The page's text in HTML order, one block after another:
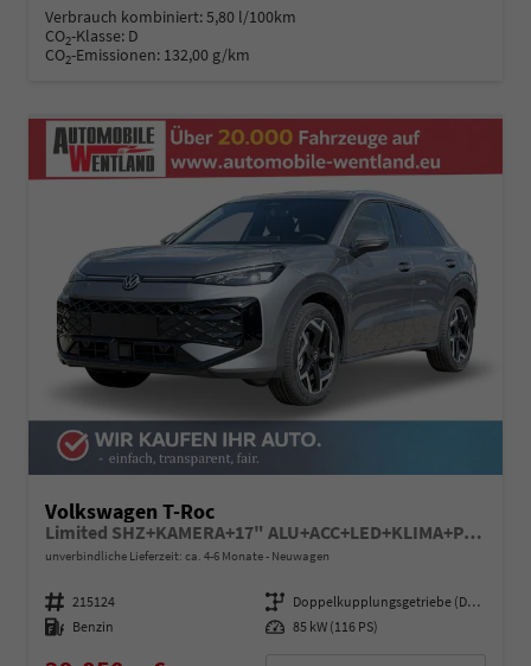
Verbrauch kombiniert:5,80 l/100km
CO2-Klasse: D
CO2-Emissionen: 132,00 g/km
Volkswagen T-Roc
Limited SHZ+KAMERA+17" ALU+ACC+LED+KLIMA+PARK ASSIST
unverbindliche Lieferzeit: ca. 4-6 Monate Neuwagen
Fahrzeugnummer 215124 Getriebe
Doppelkupplungsgetriebe (DSG)
Kraftstoff Benzin Leistung 85 kW (116 PS)